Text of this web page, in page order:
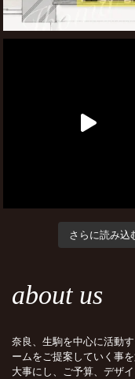
さらに読み込
about us
奈良、生駒を中心に活動
ームをご提案していく事
大事にし、ご予算、デザ